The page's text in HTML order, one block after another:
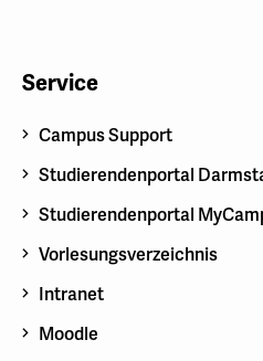
Service
Campus Support
Studierendenportal
Studierendenportal
Vorlesungsverzeichnis
Intranet
Moodle